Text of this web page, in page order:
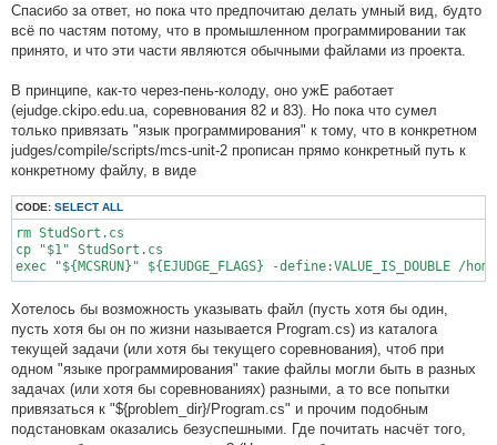
s
Спасибо за ответ, но пока что предпочитаю делать умный вид, будто
всё по частям потому, что в промышленном программировании так
принято, и что эти части являются обычными файлами из проекта.
В принципе, как-то через-пень-колоду, оно ужЕ работает
(ejudge.ckipo.edu.ua, соревнования 82 и 83). Но пока что сумел
только привязать "язык программирования" к тому, что в конкретном
judges/compile/scripts/mcs-unit-2 прописан прямо конкретный путь к
конкретному файлу, в виде
CODE: SELECT ALL
rm StudSort.cs
cp "$1" StudSort.cs
exec "${MCSRUN}" ${EJUDGE_FLAGS} -
Хотелось бы возможность указывать файл (пусть хотя бы один,
пусть хотя бы он по жизни называется Program.cs) из каталога
текущей задачи (или хотя бы текущего соревнования), чтоб при
одном "языке программирования" такие файлы могли быть в разных
задачах (или хотя бы соревнованиях) разными, а то все попытки
привязаться к "${problem_dir}/Program.cs" и прочим подобным
подстановкам оказались безуспешными. Где почитать насчёт того,